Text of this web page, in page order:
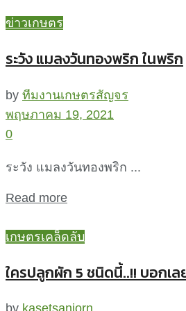
ข่าวเกษตร
ระวัง แมลงวันทองพริก ในพริก
by ทีมงานเกษตรสัญจร
พฤษภาคม 19, 2021
0
ระวัง แมลงวันทองพริก ...
Read more
เกษตรเคล็ดลับ
ใครปลูกผัก 5 ชนิดนี้..!! บอกเล
by kasetsanjorn